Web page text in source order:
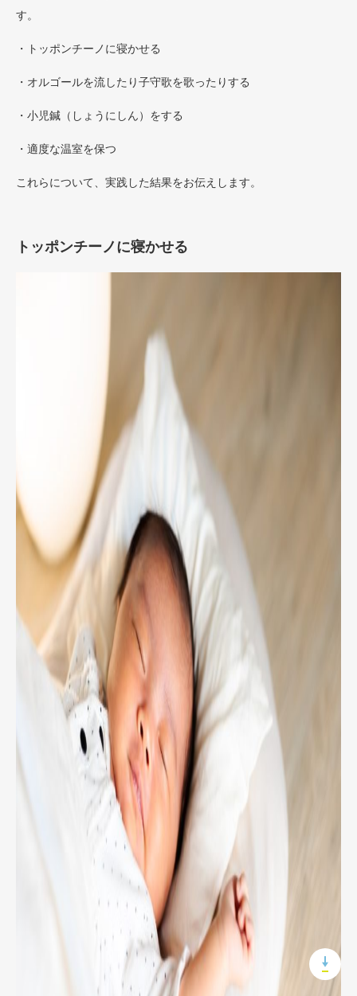
す。
・トッポンチーノに寝かせる
・オルゴールを流したり子守歌を歌ったりする
・小児鍼（しょうにしん）をする
・適度な温室を保つ
これらについて、実践した結果をお伝えします。
トッポンチーノに寝かせる